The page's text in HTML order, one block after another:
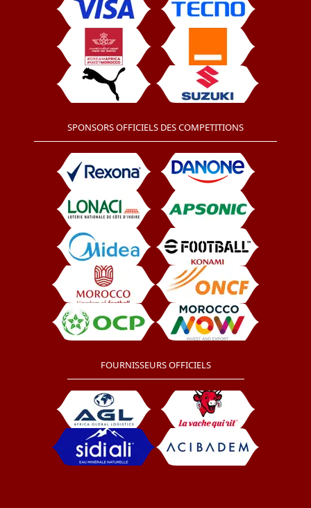
SPONSORS OFFICIELS DES COMPETITIONS
FOURNISSEURS OFFICIELS